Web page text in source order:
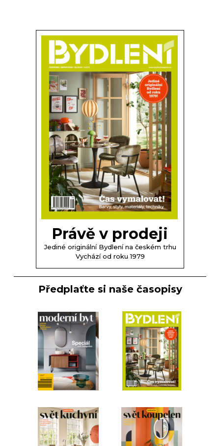
Právě v prodeji
Jediné originální Bydlení na českém trhu
Vychází od roku 1979
Předplaťte si naše časopisy